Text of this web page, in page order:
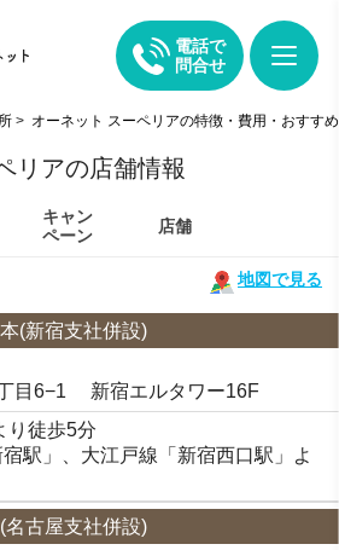
電話で
問合せ
> オーネット スーペリアの特徴・費用・おすす
リアの店舗情報
キャン
ペーン
店舗
地図で見る
(新宿支社併設)
目6−1 新宿エルタワー16F
り徒歩5分
駅」、大江戸線「新宿西口駅」よ
名古屋支社併設)